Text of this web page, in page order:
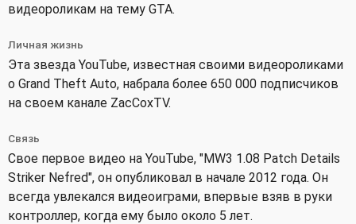
видеороликам на тему GTA.
Личная жизнь
Эта звезда YouTube, известная своими видеороликами
о Grand Theft Auto, набрала более 650 000 подписчиков
на своем канале ZacCoxTV.
Связь
Свое первое видео на YouTube, "MW3 1.08 Patch Details
Striker Nefred", он опубликовал в начале 2012 года. Он
всегда увлекался видеоиграми, впервые взяв в руки
контроллер, когда ему было около 5 лет.